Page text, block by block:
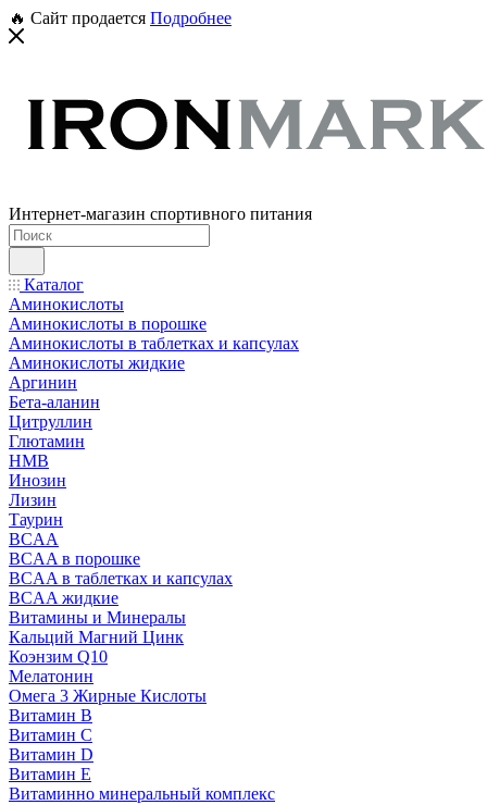
🔥 Сайт продается Подробнее
Интернет-магазин спортивного питания
Каталог
Аминокислоты
Аминокислоты в порошке
Аминокислоты в таблетках и капсулах
Аминокислоты жидкие
Аргинин
Бета-аланин
Цитруллин
Глютамин
HMB
Инозин
Лизин
Таурин
BCAA
BCAA в порошке
BCAA в таблетках и капсулах
BCAA жидкие
Витамины и Минералы
Кальций Магний Цинк
Коэнзим Q10
Мелатонин
Омега 3 Жирные Кислоты
Витамин B
Витамин C
Витамин D
Витамин E
Витаминно минеральный комплекс